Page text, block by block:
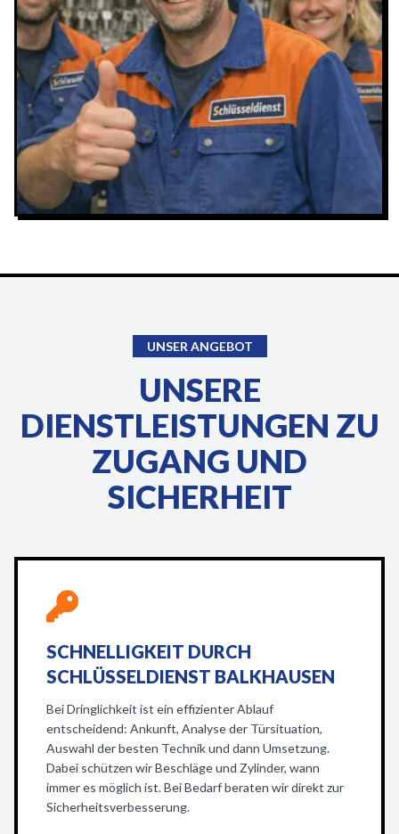
UNSER ANGEBOT
UNSERE
DIENSTLEISTUNGEN ZU
ZUGANG UND
SICHERHEIT
SCHNELLIGKEIT DURCH
SCHLÜSSELDIENST BALKHAUSEN
Bei Dringlichkeit ist ein effizienter Ablauf
entscheidend: Ankunft, Analyse der Türsituation,
Auswahl der besten Technik und dann Umsetzung.
Dabei schützen wir Beschläge und Zylinder, wann
immer es möglich ist. Bei Bedarf beraten wir direkt zur
Sicherheitsverbesserung.